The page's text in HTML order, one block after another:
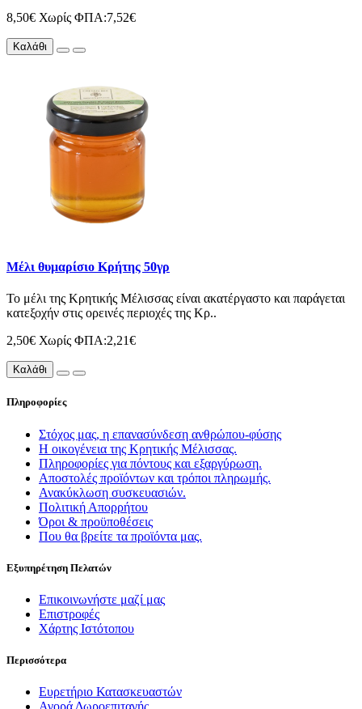
8,50€ Χωρίς ΦΠΑ:7,52€
Καλάθι
Μέλι θυμαρίσιο Κρήτης 50γρ
Το μέλι της Κρητικής Μέλισσας είναι ακατέργαστο και παράγεται
κατεξοχήν στις ορεινές περιοχές της Κρ..
2,50€ Χωρίς ΦΠΑ:2,21€
Καλάθι
Πληροφορίες
Στόχος μας, η επανασύνδεση ανθρώπου-φύσης
Η οικογένεια της Κρητικής Μέλισσας.
Πληροφορίες για πόντους και εξαργύρωση.
Αποστολές προϊόντων και τρόποι πληρωμής.
Ανακύκλωση συσκευασιών.
Πολιτική Απορρήτου
Όροι & προϋποθέσεις
Που θα βρείτε τα προϊόντα μας.
Εξυπηρέτηση Πελατών
Επικοινωνήστε μαζί μας
Επιστροφές
Χάρτης Ιστότοπου
Περισσότερα
Ευρετήριο Κατασκευαστών